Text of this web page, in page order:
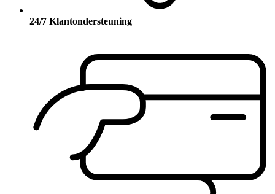
24/7 Klantondersteuning